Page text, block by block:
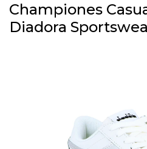
Championes
Diadora